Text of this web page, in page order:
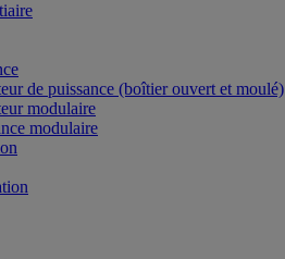
de puissance (boîtier ouvert et moulé)
modulaire
modulaire